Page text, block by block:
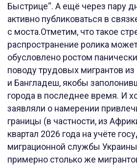
Быстрице“. А ещё через пару
активно публиковаться в
с моста.Отметим, что такое
распространение ролика
обусловлено ростом
поводу трудовых мигрантов
и Бангладеш, якобы
города в последнее время. И
заявляли о намерении
границы (в частности, из
квартал 2026 года на учёте
миграционной службы
примерно столько же